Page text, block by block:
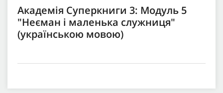
Академія Суперкниги 3: Модуль 5
"Неєман і маленька служниця"
(українською мовою)